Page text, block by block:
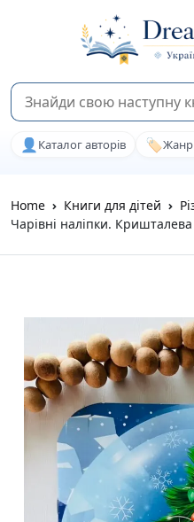
👤 Каталог авторів 🏷️
Home Книги для дітей
Чарівні наліпки.